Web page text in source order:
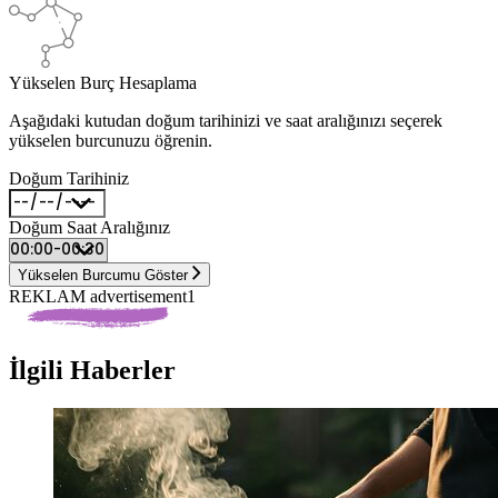
Yükselen Burç Hesaplama
Aşağıdaki kutudan doğum tarihinizi ve saat aralığınızı seçerek
yükselen burcunuzu öğrenin.
Doğum Tarihiniz
Doğum Saat Aralığınız
Yükselen Burcumu Göster
REKLAM advertisement1
İlgili Haberler